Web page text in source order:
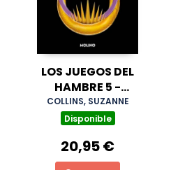
LOS JUEGOS DEL
HAMBRE 5 -
AMANECER EN LA
COSECHA
COLLINS, SUZANNE
Disponible
20,95 €